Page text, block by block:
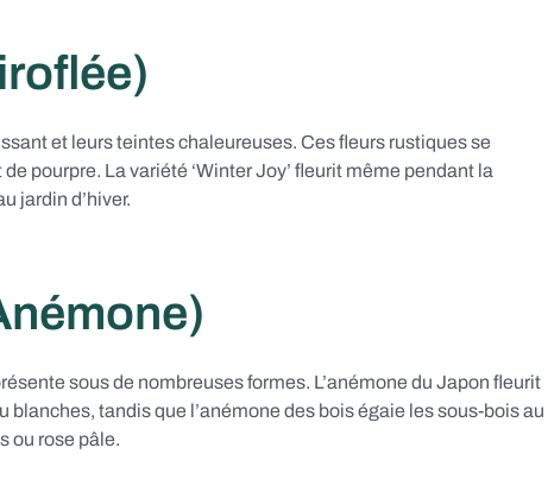
et leurs teintes chaleureuses. Ces fleurs rustiques se
pourpre. La variété ‘Winter Joy’ fleurit même pendant la
jardin d’hiver.
sous de nombreuses formes. L’anémone du Japon fleurit
blanches, tandis que l’anémone des bois égaie les sous-bois au
ou rose pâle.